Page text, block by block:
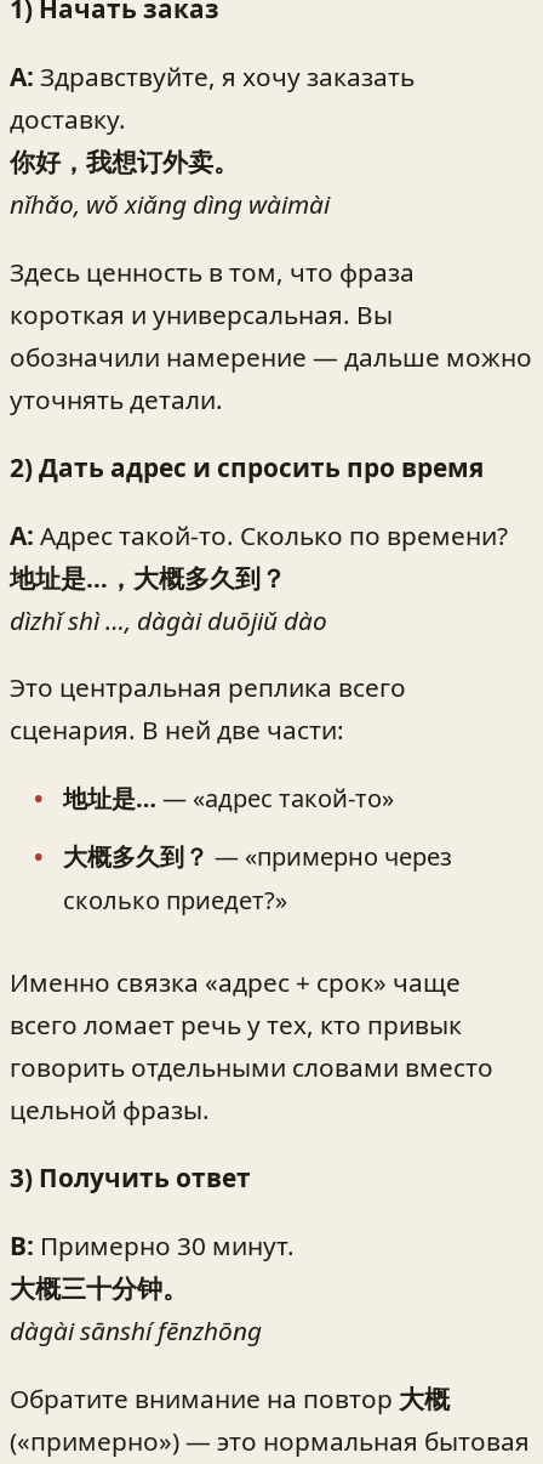
1) Начать заказ
A: Здравствуйте, я хочу заказать
доставку.
你好，我想订外卖。
nǐhǎo, wǒ xiǎng dìng wàimài
Здесь ценность в том, что фраза
короткая и универсальная. Вы
обозначили намерение — дальше можно
уточнять детали.
2) Дать адрес и спросить про время
A: Адрес такой-то. Сколько по времени?
地址是…，大概多久到？
dìzhǐ shì …, dàgài duōjiǔ dào
Это центральная реплика всего
сценария. В ней две части:
地址是… — «адрес такой-то»
大概多久到？ — «примерно через
сколько приедет?»
Именно связка «адрес + срок» чаще
всего ломает речь у тех, кто привык
говорить отдельными словами вместо
цельной фразы.
3) Получить ответ
B: Примерно 30 минут.
大概三十分钟。
dàgài sānshí fēnzhōng
Обратите внимание на повтор 大概
(«примерно») — это нормальная бытовая